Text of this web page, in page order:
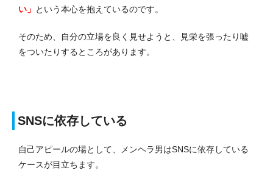
い」 という本心を抱えているのです。
そのため、自分の立場を良く見せようと、見栄を張ったり嘘
をついたりするところがあります。
SNSに依存している
自己アピールの場として、メンヘラ男はSNSに依存している
ケースが目立ちます。